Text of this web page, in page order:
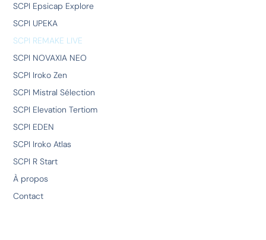
SCPI Epsicap Explore
SCPI UPEKA
SCPI REMAKE LIVE
SCPI NOVAXIA NEO
SCPI Iroko Zen
SCPI Mistral Sélection
SCPI Elevation Tertiom
SCPI EDEN
SCPI Iroko Atlas
SCPI R Start
À propos
Contact